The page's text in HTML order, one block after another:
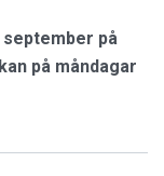
september på
på måndagar